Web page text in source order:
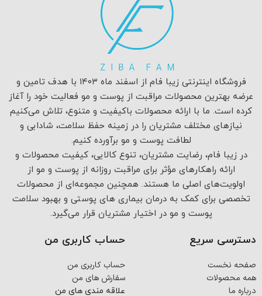
فروشگاه اینترنتی زیبا فام از اسفند ماه ۱۴۰۳ با هدف تامین و
عرضه بهترین محصولات مراقبت از پوست و مو فعالیت خود را آغاز
کرده است. ما با ارائه محصولات باکیفیت و متنوع، تلاش می‌کنیم
نیازهای مختلف مشتریان را در زمینه حفظ سلامت، شادابی و
لطافت پوست و مو برآورده کنیم.
در زیبا فام، رضایت مشتریان، تنوع کالایی، کیفیت محصولات و
ارائه راهکارهای مؤثر برای مراقبت روزانه از پوست و مو از
اولویت‌های اصلی ما هستند. همچنین مجموعه‌ای از محصولات
تخصصی برای کمک به درمان بیماری های پوستی و بهبود سلامت
پوست و مو در اختیار مشتریان قرار می‌گیرد.
دسترسی سریع
صفحه نخست
همه محصولات
درباره ما
حساب کاربری من
حساب کاربری من
سفارش های من
علاقه مندی های من